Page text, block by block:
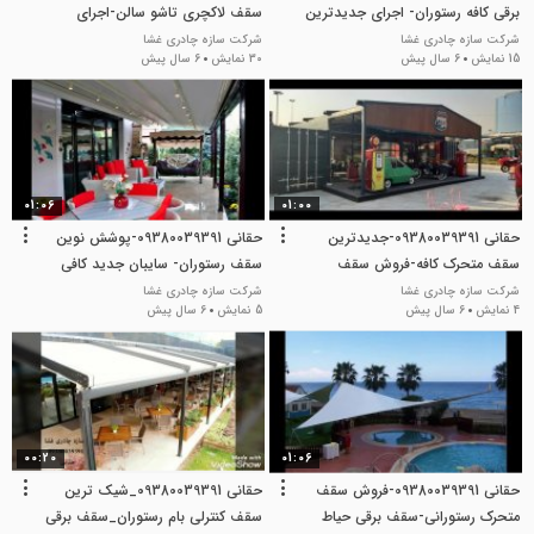
برقی کافه رستوران- اجرای جدیدترین
سقف بازشو حیاط رستوران
شرکت سازه چادری غشا
15 نمایش
6 سال پیش
سقف لاکچری تاشو سالن-اجرای
سقف تالار
شرکت سازه چادری غشا
30 نمایش
6 سال پیش
01:00
حقانی 09380039391-جدیدترین
سقف متحرک کافه-فروش سقف
بازشو حیاط رستوران
شرکت سازه چادری غشا
4 نمایش
6 سال پیش
01:06
حقانی 09380039391-پوشش نوین
سقف رستوران- سایبان جدید کافی
شاپ
شرکت سازه چادری غشا
5 نمایش
6 سال پیش
01:06
حقانی 09380039391-فروش سقف
متحرک رستورانی-سقف برقی حیاط
00:20
حقانی 09380039391_شیک ترین
سقف کنترلی بام رستوران_سقف برقی